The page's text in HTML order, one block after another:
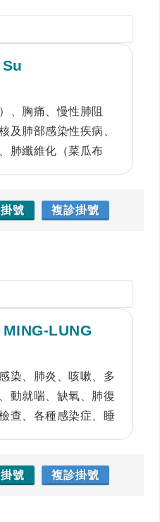
、胸痛、慢性肺阻
及肺部感染性疾病、
肺纖維化（菜瓜布
號 複診掛號
LUNG
染、肺炎、咳嗽、多
動就喘、缺氧、肺復
查、各種感染症、睡
號 複診掛號